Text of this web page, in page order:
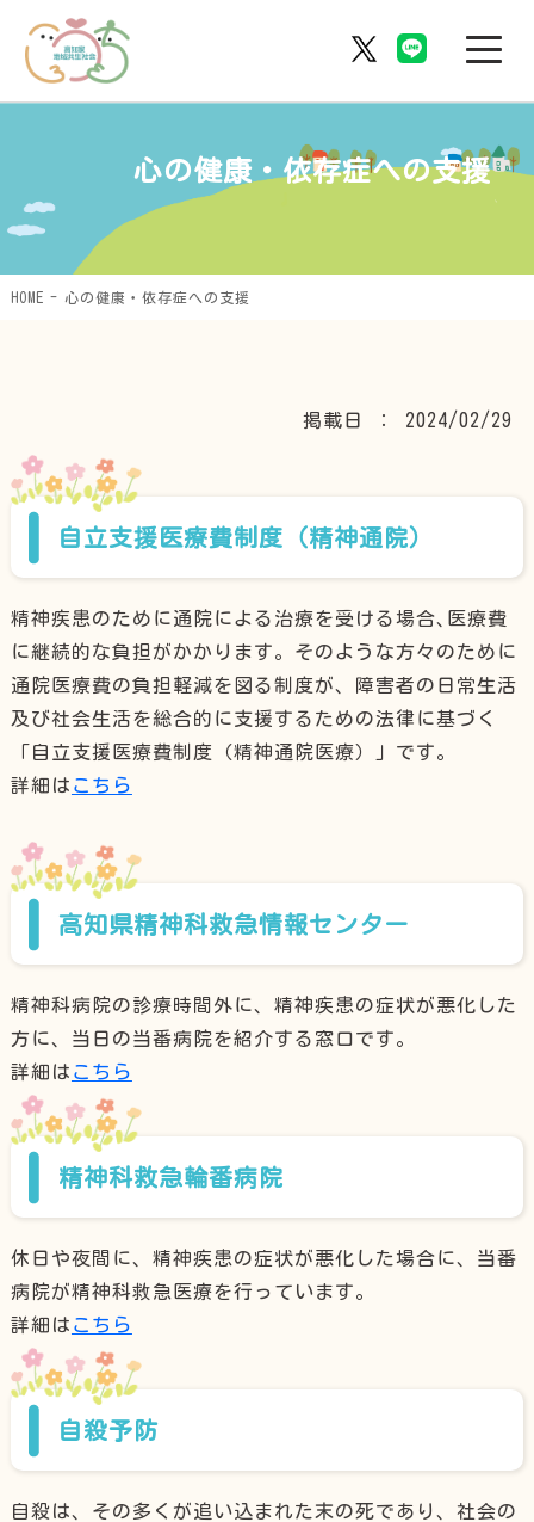
心の健康・依存症への支援
HOME 心の健康・依存症への支援
掲載日 ： 2024/02/29
自立支援医療費制度（精神通院）
精神疾患のために通院による治療を受ける場合､医療費
に継続的な負担がかかります。そのような方々のために
通院医療費の負担軽減を図る制度が、障害者の日常生活
及び社会生活を総合的に支援するための法律に基づく
「自立支援医療費制度（精神通院医療）」です。
詳細は こちら
高知県精神科救急情報センター
精神科病院の診療時間外に、精神疾患の症状が悪化した
方に、当日の当番病院を紹介する窓口です。
詳細は こちら
精神科救急輪番病院
休日や夜間に、精神疾患の症状が悪化した場合に、当番
病院が精神科救急医療を行っています。
詳細は こちら
自殺予防
自殺は、その多くが追い込まれた末の死であり、社会の